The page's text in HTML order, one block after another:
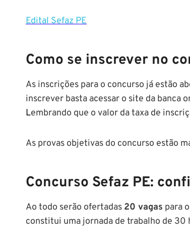
Edital Sefaz PE
Como se inscrever no
As inscrições para o concurso já estão
inscrever basta acessar o site da banca
Lembrando que o valor da taxa de
As provas objetivas do concurso estão
Concurso Sefaz PE:
Ao todo serão ofertadas 20 vagas para
constitui uma jornada de trabalho de 30